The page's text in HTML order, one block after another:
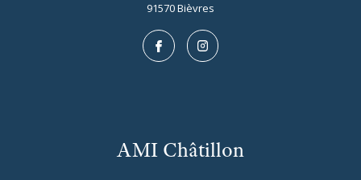
91570
bièvres
AMI Châtillon